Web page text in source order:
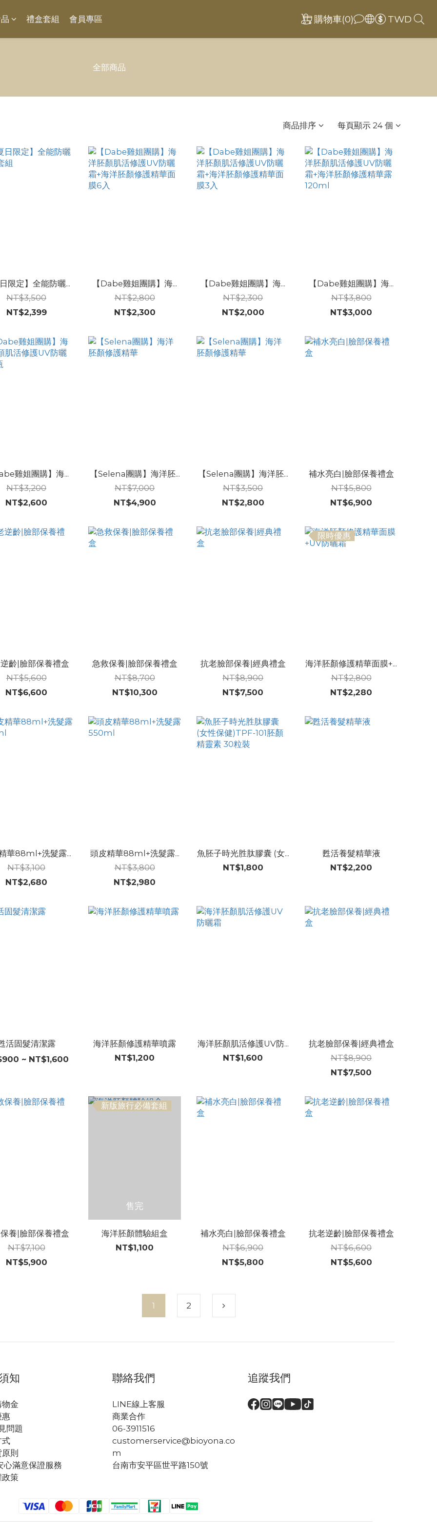
禮盒套組 會員專區 購物車(0) TWD
全部商品
商品排序 每頁顯示 24 個
限定】全能防曬...
NT$3,500
NT$2,399
【Dabe雞姐團購】海...
NT$2,800
NT$2,300
【Dabe雞姐團購】海...
NT$2,300
NT$2,000
【Dabe雞姐團購】海...
NT$3,800
NT$3,000
雞姐團購】海...
NT$3,200
NT$2,600
【Selena團購】海洋胚...
NT$7,000
NT$4,900
【Selena團購】海洋胚...
NT$3,500
NT$2,800
補水亮白|臉部保養禮盒
NT$5,800
NT$6,900
齡|臉部保養禮盒
NT$5,600
NT$6,600
急救保養|臉部保養禮盒
NT$8,700
NT$10,300
抗老臉部保養|經典禮盒
NT$8,900
NT$7,500
限時優惠
海洋胚顏修護精華面膜+...
NT$2,800
NT$2,280
華88ml+洗髮露...
NT$3,100
NT$2,680
頭皮精華88ml+洗髮露...
NT$3,800
NT$2,980
魚胚子時光胜肽膠囊 (女...
NT$1,800
甦活養髮精華液
NT$2,200
活固髮清潔露
~ NT$1,600
海洋胚顏修護精華噴露
NT$1,200
海洋胚顏肌活修護UV防...
NT$1,600
抗老臉部保養|經典禮盒
NT$8,900
NT$7,500
養|臉部保養禮盒
NT$7,100
NT$5,900
新版旅行必備套組
售完
海洋胚顏體驗組盒
NT$1,100
補水亮白|臉部保養禮盒
NT$6,900
NT$5,800
抗老逆齡|臉部保養禮盒
NT$6,600
NT$5,600
1 2
知
金
惠
問題
式
則
心滿意保證服務
策
聯絡我們
LINE線上客服
商業合作
06-3911516
customerservice@bioyona.co
m
台南市安平區世平路150號
追蹤我們